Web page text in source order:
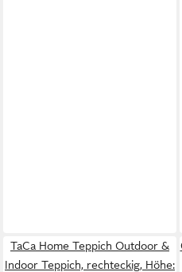
TaCa Home Teppich Outdoor &
Indoor Teppich, rechteckig, Höhe: